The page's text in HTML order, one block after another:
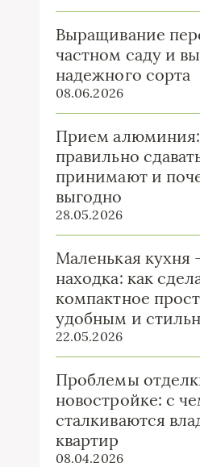
Выращивание
частном саду и
надежного сорта
08.06.2026
Прием алюминия:
правильно
принимают и
выгодно
28.05.2026
Маленькая кухня
находка: как
компактное
удобным и
22.05.2026
Проблемы
новостройке: с
сталкиваются
квартир
08.04.2026